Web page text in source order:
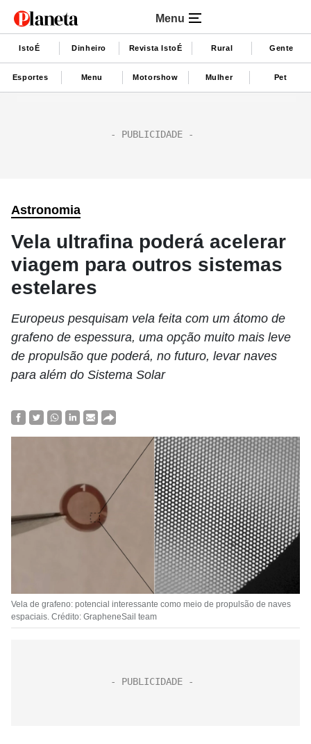
Menu
IstoÉ Dinheiro Revista IstoÉ Rural Gente
Esportes Menu Motorshow Mulher Pet
Astronomia
Vela ultrafina poderá acelerar
viagem para outros sistemas
estelares
Europeus pesquisam vela feita com um átomo de
grafeno de espessura, uma opção muito mais leve
de propulsão que poderá, no futuro, levar naves
para além do Sistema Solar
Vela de grafeno: potencial interessante como meio de propulsão de naves
espaciais. Crédito: GrapheneSail team